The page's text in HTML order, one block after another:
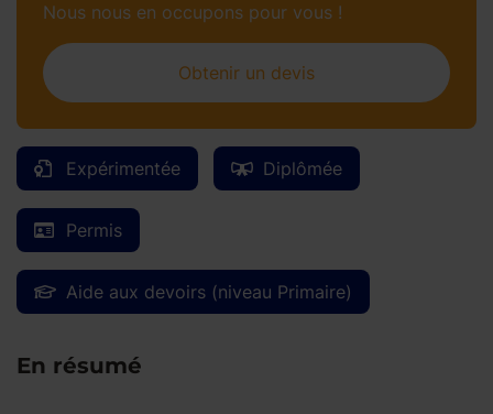
Expérimentée Diplômée
Permis
Aide aux devoirs (niveau Primaire)
En résumé
Nous nous en occupons pour vous !
Obtenir un devis